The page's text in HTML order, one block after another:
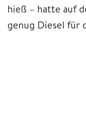
hieß – hatte auf
genug Diesel für